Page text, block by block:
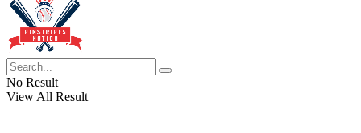
No Result
View All Result